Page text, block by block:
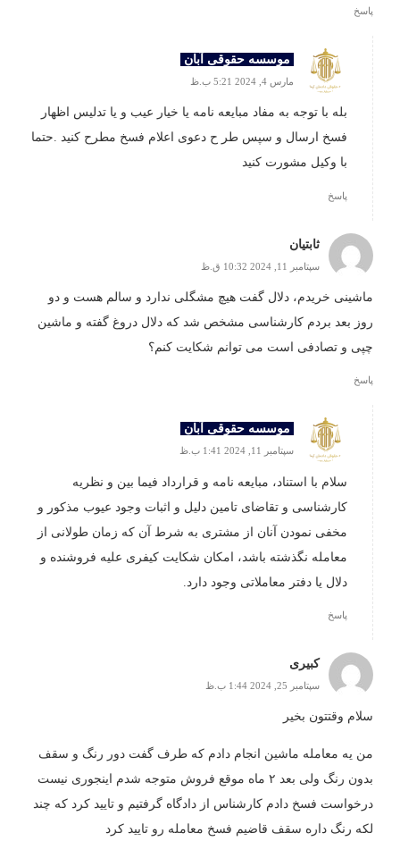
پاسخ
موسسه حقوقی آبان
مارس 4, 2024 5:21 ب.ظ
بله با توجه به مفاد مبایعه نامه یا خیار عیب و یا تدلیس اظهار
فسخ ارسال و سپس طر ح دعوی اعلام فسخ مطرح کنید .حتما
با وکیل مشورت کنید
پاسخ
ثابتیان
سپتامبر 11, 2024 10:32 ق.ظ
ماشینی خریدم، دلال گفت هیچ مشگلی ندارد و سالم هست و دو
روز بعد بردم کارشناسی مشخص شد که دلال دروغ گفته و ماشین
چپی و تصادفی است می توانم شکایت کنم؟
پاسخ
موسسه حقوقی آبان
سپتامبر 11, 2024 1:41 ب.ظ
سلام با استناد، مبایعه نامه و قرارداد فیما بین و نظریه
کارشناسی و تقاضای تامین دلیل و اثبات وجود عیوب مذکور و
مخفی نمودن آنان از مشتری به شرط آن که زمان طولانی از
معامله نگذشته باشد، امکان شکایت کیفری علیه فروشنده و
دلال یا دفتر معاملاتی وجود دارد.
پاسخ
کبیری
سپتامبر 25, 2024 1:44 ب.ظ
سلام وقتتون بخیر
من یه معامله ماشین انجام دادم که طرف گفت دور رنگ و سقف
بدون رنگ ولی بعد ۲ ماه موقع فروش متوجه شدم اینجوری نیست
درخواست فسخ دادم کارشناس از دادگاه گرفتیم و تایید کرد که چند
لکه رنگ داره سقف قاضیم فسخ معامله رو تایید کرد